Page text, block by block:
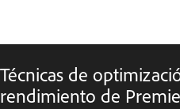
Técnicas de
rendimiento de